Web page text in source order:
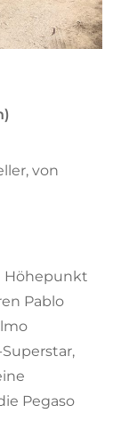
von
Höhepunkt
Pablo
Pegaso